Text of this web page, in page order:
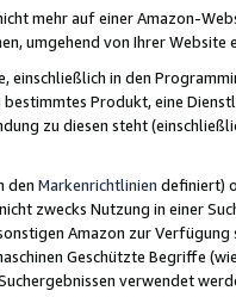
mehr auf einer Amazon-
umgehend von Ihrer
einschließlich in den
bestimmtes Produkt, eine
zu diesen steht
den Markenrichtlinien definiert)
nicht zwecks Nutzung in einer
Amazon zur
Geschützte Begriffe
verwendet